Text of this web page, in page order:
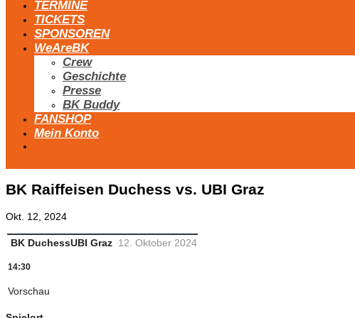
TERMINE
TICKETS
SPONSOREN
WeAreBK
Crew
Geschichte
Presse
BK Buddy
FANSHOP
Mein Konto
BK Raiffeisen Duchess vs. UBI Graz
Okt. 12, 2024
BK DuchessUBI Graz 12. Oktober 2024
14:30
Vorschau